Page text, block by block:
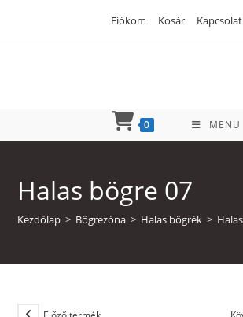
Fiókom Kosár Kapcsolat
0 MENÜ
Halas bögre 07
Kezdőlap > Bögrezóna > Halas bögrék >